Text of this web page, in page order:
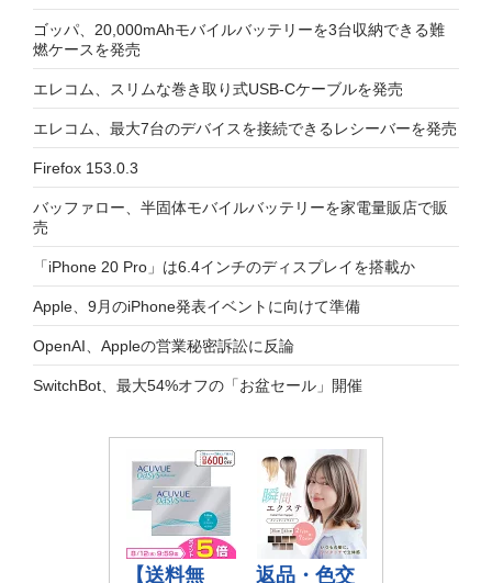
ゴッパ、20,000mAhモバイルバッテリーを3台収納できる難
燃ケースを発売
エレコム、スリムな巻き取り式USB-Cケーブルを発売
エレコム、最大7台のデバイスを接続できるレシーバーを発売
Firefox 153.0.3
バッファロー、半固体モバイルバッテリーを家電量販店で販
売
「iPhone 20 Pro」は6.4インチのディスプレイを搭載か
Apple、9月のiPhone発表イベントに向けて準備
OpenAI、Appleの営業秘密訴訟に反論
SwitchBot、最大54%オフの「お盆セール」開催